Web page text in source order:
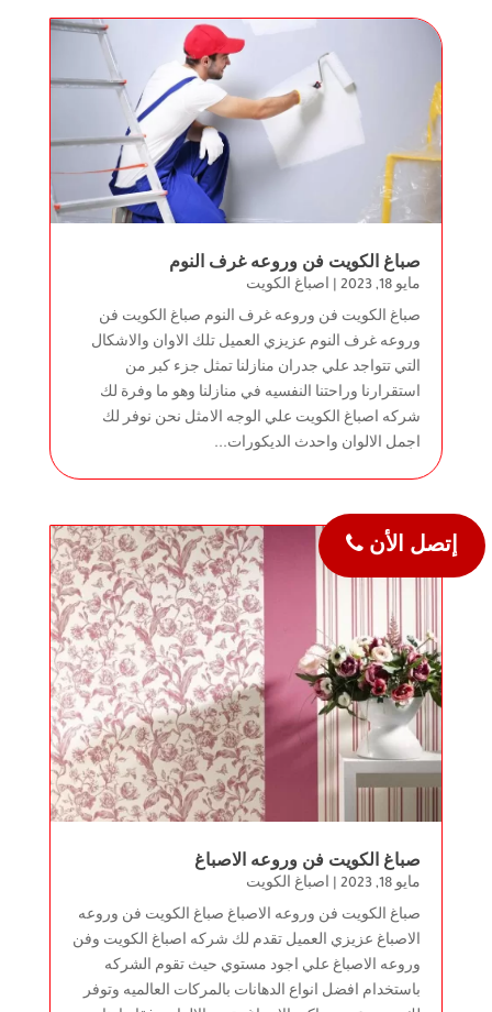
صباغ الكويت فن وروعه غرف النوم
مايو 18, 2023 | اصباغ الكويت
صباغ الكويت فن وروعه غرف النوم صباغ الكويت فن
وروعه غرف النوم عزيزي العميل تلك الاوان والاشكال
التي تتواجد علي جدران منازلنا تمثل جزء كبر من
استقرارنا وراحتنا النفسيه في منازلنا وهو ما وفرة لك
شركه اصباغ الكويت علي الوجه الامثل نحن نوفر لك
اجمل الالوان واحدث الديكورات...
صباغ الكويت فن وروعه الاصباغ
مايو 18, 2023 | اصباغ الكويت
صباغ الكويت فن وروعه الاصباغ صباغ الكويت فن وروعه
الاصباغ عزيزي العميل تقدم لك شركه اصباغ الكويت وفن
وروعه الاصباغ علي اجود مستوي حيث تقوم الشركه
باستخدام افضل انواع الدهانات بالمركات العالميه وتوفر
إتصل الأن